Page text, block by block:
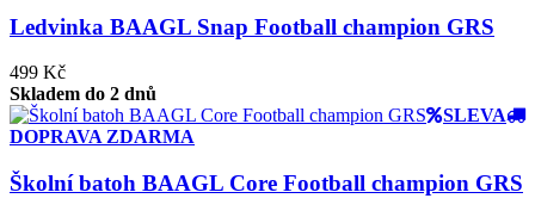
Ledvinka BAAGL Snap Football champion GRS
499 Kč
Skladem do 2 dnů
SLEVA
DOPRAVA ZDARMA
Školní batoh BAAGL Core Football champion GRS